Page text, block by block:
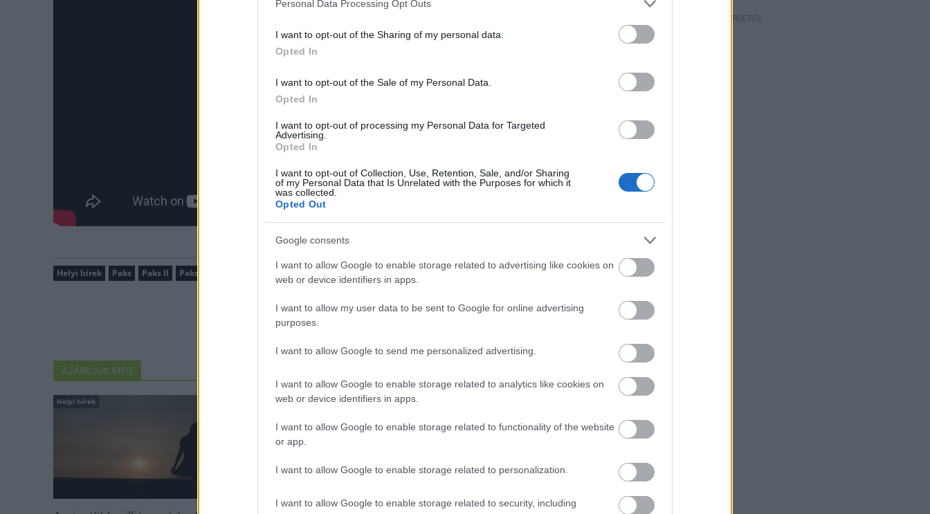
Personal Data Processing Opt Outs
I want to opt-out of the Sharing of my personal data.
Opted In
I want to opt-out of the Sale of my Personal Data.
Opted In
I want to opt-out of processing my Personal Data for Targeted
Advertising.
Opted In
I want to opt-out of Collection, Use, Retention, Sale, and/or Sharing
of my Personal Data that Is Unrelated with the Purposes for which it
was collected.
Opted Out
Google consents
I want to allow Google to enable storage related to advertising like cookies on
web or device identifiers in apps.
I want to allow my user data to be sent to Google for online advertising
purposes.
I want to allow Google to send me personalized advertising.
I want to allow Google to enable storage related to analytics like cookies on
web or device identifiers in apps.
I want to allow Google to enable storage related to functionality of the website
or app.
I want to allow Google to enable storage related to personalization.
I want to allow Google to enable storage related to security, including
Helyi hírek Paks Paks II Paksi Atomerőmű
AJÁNLJUK MÉG
Helyi hírek Helyi hírek
HIRDETÉS